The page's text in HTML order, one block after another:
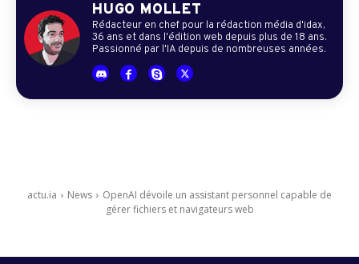
HUGO MOLLET
Rédacteur en chef pour la rédaction média d'idax,
36 ans et dans l'édition web depuis plus de 18 ans.
Passionné par l'IA depuis de nombreuses années.
actu.ia News
OpenAI dévoile un assistant personnel capable de
gérer fichiers et navigateurs web